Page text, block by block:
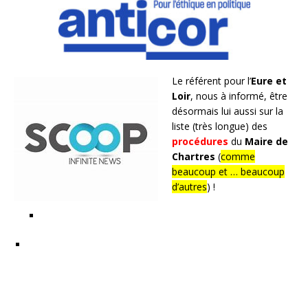
Le référent pour l’Eure et
Loir, nous à informé, être
désormais lui aussi sur la
liste (très longue) des
procédures du Maire de
Chartres (comme
beaucoup et … beaucoup
d’autres) !